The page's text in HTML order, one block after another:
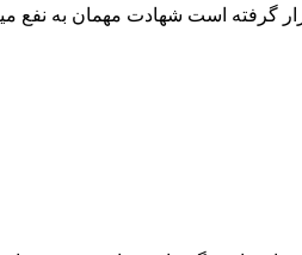
اشاره قرار گرفته است شهادت